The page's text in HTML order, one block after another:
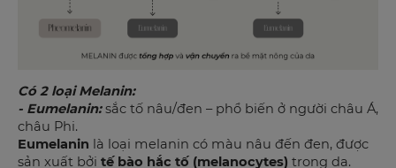
Có 2 loại Melanin:
- Eumelanin:sắc tố nâu/đen – phổ biến ở người châu Á,
châu Phi.
Eumelanin là loại melanin có màu nâu đến đen, được
sản xuất bởi tế bào hắc tố (melanocytes) trong da.